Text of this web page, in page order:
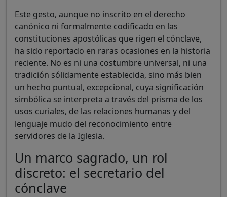
Este gesto, aunque no inscrito en el derecho
canónico ni formalmente codificado en las
constituciones apostólicas que rigen el cónclave,
ha sido reportado en raras ocasiones en la historia
reciente. No es ni una costumbre universal, ni una
tradición sólidamente establecida, sino más bien
un hecho puntual, excepcional, cuya significación
simbólica se interpreta a través del prisma de los
usos curiales, de las relaciones humanas y del
lenguaje mudo del reconocimiento entre
servidores de la Iglesia.
Un marco sagrado, un rol
discreto: el secretario del
cónclave